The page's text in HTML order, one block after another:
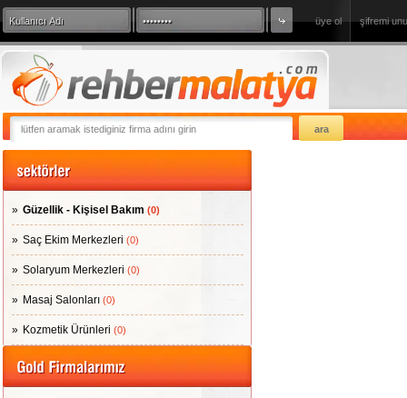
üye ol şifremi
360 Derece Sanal Tur
Güzellik - Kişisel Bakım (0)
Saç Ekim Merkezleri (0)
Solaryum Merkezleri (0)
Masaj Salonları (0)
Kozmetik Ürünleri (0)